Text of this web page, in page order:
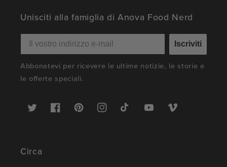
Unisciti alla famiglia di Anova Food Nerd
Iscriviti
Abbonatevi per ricevere le ultime notizie, le storie e
le offerte speciali.
Twitter FacebookPinterestInstagramTikTok YouTubeVimeo
Circa